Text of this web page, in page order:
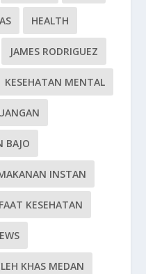
HEALTH
JAMES RODRIGUEZ
KESEHATAN MENTAL
BAJO
INSTAN
KESEHATAN
KHAS MEDAN